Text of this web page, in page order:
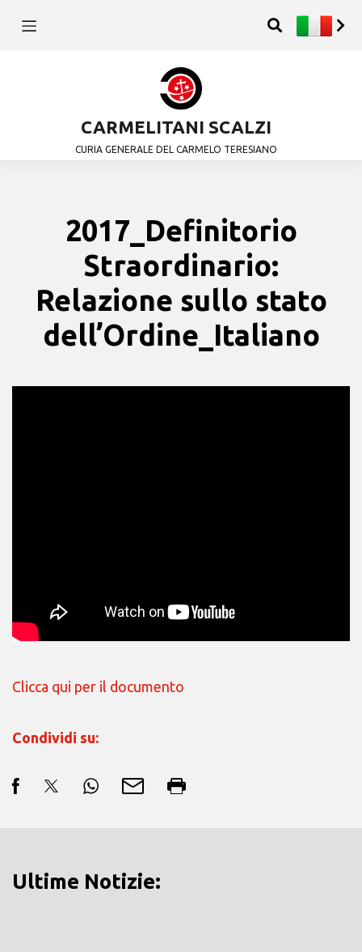
CARMELITANI SCALZI
CURIA GENERALE DEL CARMELO TERESIANO
2017_Definitorio
Straordinario:
Relazione sullo stato
dell’Ordine_Italiano
Clicca qui per il documento
Condividi su:
Ultime Notizie: